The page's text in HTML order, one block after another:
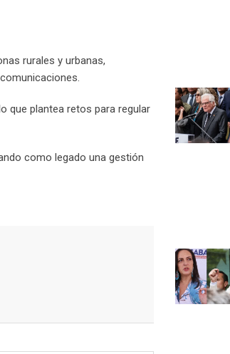
rurales y urbanas,
que plantea retos para regular
como legado una gestión